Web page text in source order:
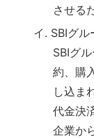
させる
イ. SBIグ
SBIグ
約、購
し込ま
代金決
企業か